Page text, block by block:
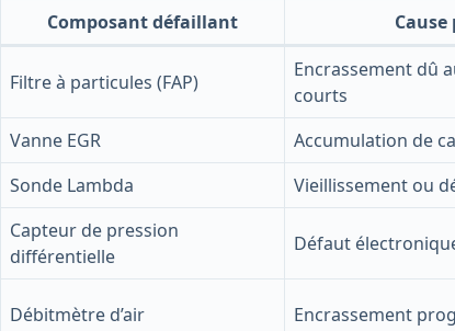
Composant défaillant
Filtre à particules (FAP)
Encrassement dû
courts
Vanne EGR Accumulation de
Sonde Lambda
Vieillissement ou
Capteur de pression
différentielle
Défaut
Débitmètre d’air Encrassement